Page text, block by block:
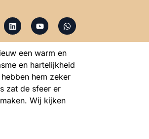
een warm en
en hartelijkheid
hem zeker
zat de sfeer er
Wij kijken